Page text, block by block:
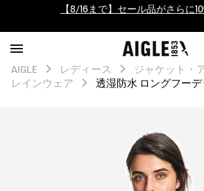
【最大50%OFF】FINAL SALEがス
ログイン/会員登録で送料＆返
AIGLE CLUB ポイントサービス終了
【最大50%OFF】FINAL SALEがス
ログイン/会員登録で送料＆返
AIGLE レディース
ジャケット・
レインウェア
透湿防水 ロングフー